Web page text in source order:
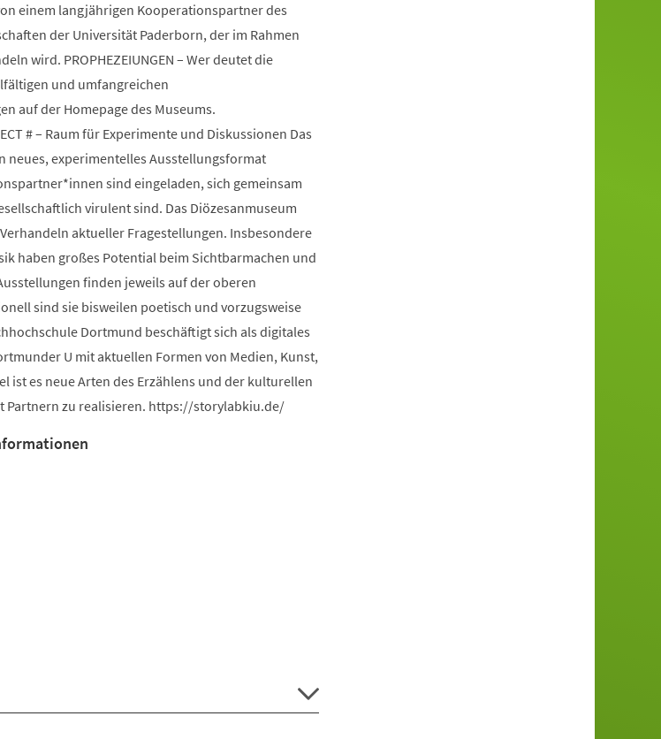
einem langjährigen Kooperationspartner des
der Universität Paderborn, der im Rahmen
wird. PROPHEZEIUNGEN – Wer deutet die
und umfangreichen
auf der Homepage des Museums.
# – Raum für Experimente und Diskussionen Das
neues, experimentelles Ausstellungsformat
sind eingeladen, sich gemeinsam
virulent sind. Das Diözesanmuseum
aktueller Fragestellungen. Insbesondere
haben großes Potential beim Sichtbarmachen und
finden jeweils auf der oberen
sind sie bisweilen poetisch und vorzugsweise
Dortmund beschäftigt sich als digitales
U mit aktuellen Formen von Medien, Kunst,
ist es neue Arten des Erzählens und der kulturellen
Partnern zu realisieren. https://storylabkiu.de/